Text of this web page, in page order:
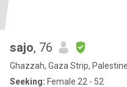
sajo, 76
Ghazzah, Gaza Strip, Palestine
Seeking: Female 22 - 52